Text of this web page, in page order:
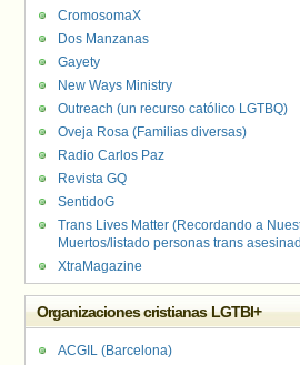
CromosomaX
Dos Manzanas
Gayety
New Ways Ministry
Outreach (un recurso católico LGTBQ)
Oveja Rosa (Familias diversas)
Radio Carlos Paz
Revista GQ
SentidoG
Trans Lives Matter (Recordando a
Muertos/listado personas trans
XtraMagazine
Organizaciones cristianas LGTBI+
ACGIL (Barcelona)